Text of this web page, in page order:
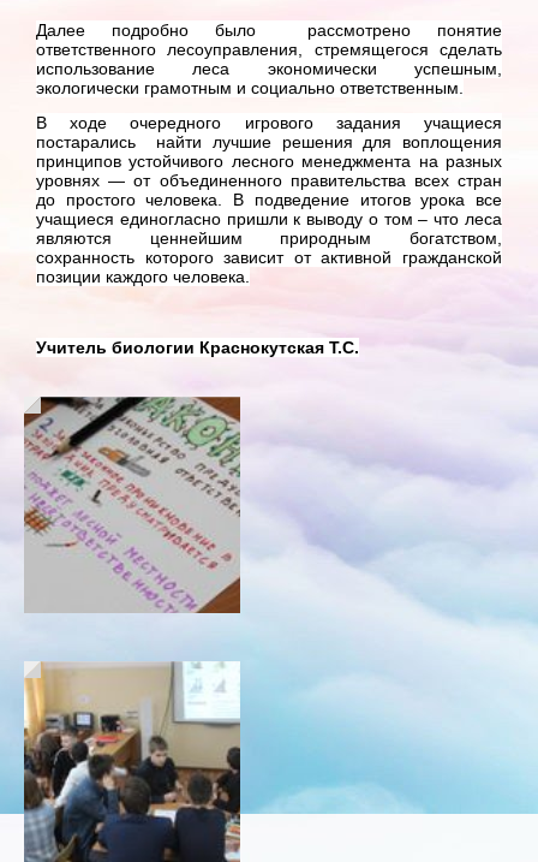
Далее подробно было рассмотрено понятие
ответственного лесоуправления, стремящегося сделать
использование леса экономически успешным,
экологически грамотным и социально ответственным.
В ходе очередного игрового задания учащиеся
постарались найти лучшие решения для воплощения
принципов устойчивого лесного менеджмента на разных
уровнях — от объединенного правительства всех стран
до простого человека. В подведение итогов урока все
учащиеся единогласно пришли к выводу о том – что леса
являются ценнейшим природным богатством,
сохранность которого зависит от активной гражданской
позиции каждого человека.
Учитель биологии Краснокутская Т.С.